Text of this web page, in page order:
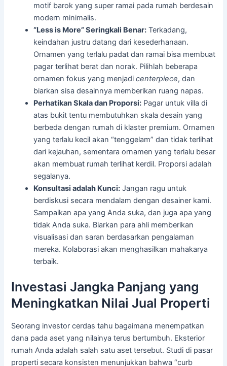
motif barok yang super ramai pada rumah berdesain
modern minimalis.
“Less is More” Seringkali Benar: Terkadang,
keindahan justru datang dari kesederhanaan.
Ornamen yang terlalu padat dan ramai bisa membuat
pagar terlihat berat dan norak. Pilihlah beberapa
ornamen fokus yang menjadicenterpiece, dan
biarkan sisa desainnya memberikan ruang napas.
Perhatikan Skala dan Proporsi: Pagar untuk villa di
atas bukit tentu membutuhkan skala desain yang
berbeda dengan rumah di klaster premium. Ornamen
yang terlalu kecil akan “tenggelam” dan tidak terlihat
dari kejauhan, sementara ornamen yang terlalu besar
akan membuat rumah terlihat kerdil. Proporsi adalah
segalanya.
Konsultasi adalah Kunci: Jangan ragu untuk
berdiskusi secara mendalam dengan desainer kami.
Sampaikan apa yang Anda suka, dan juga apa yang
tidak Anda suka. Biarkan para ahli memberikan
visualisasi dan saran berdasarkan pengalaman
mereka. Kolaborasi akan menghasilkan mahakarya
terbaik.
Investasi Jangka Panjang yang
Meningkatkan Nilai Jual Properti
Seorang investor cerdas tahu bagaimana menempatkan
dana pada aset yang nilainya terus bertumbuh. Eksterior
rumah Anda adalah salah satu aset tersebut. Studi di pasar
properti secara konsisten menunjukkan bahwa “curb